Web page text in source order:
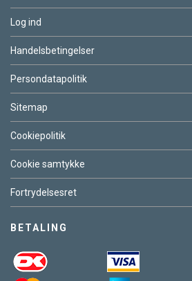
Log ind
Handelsbetingelser
Persondatapolitik
Sitemap
Cookiepolitik
Cookie samtykke
Fortrydelsesret
BETALING